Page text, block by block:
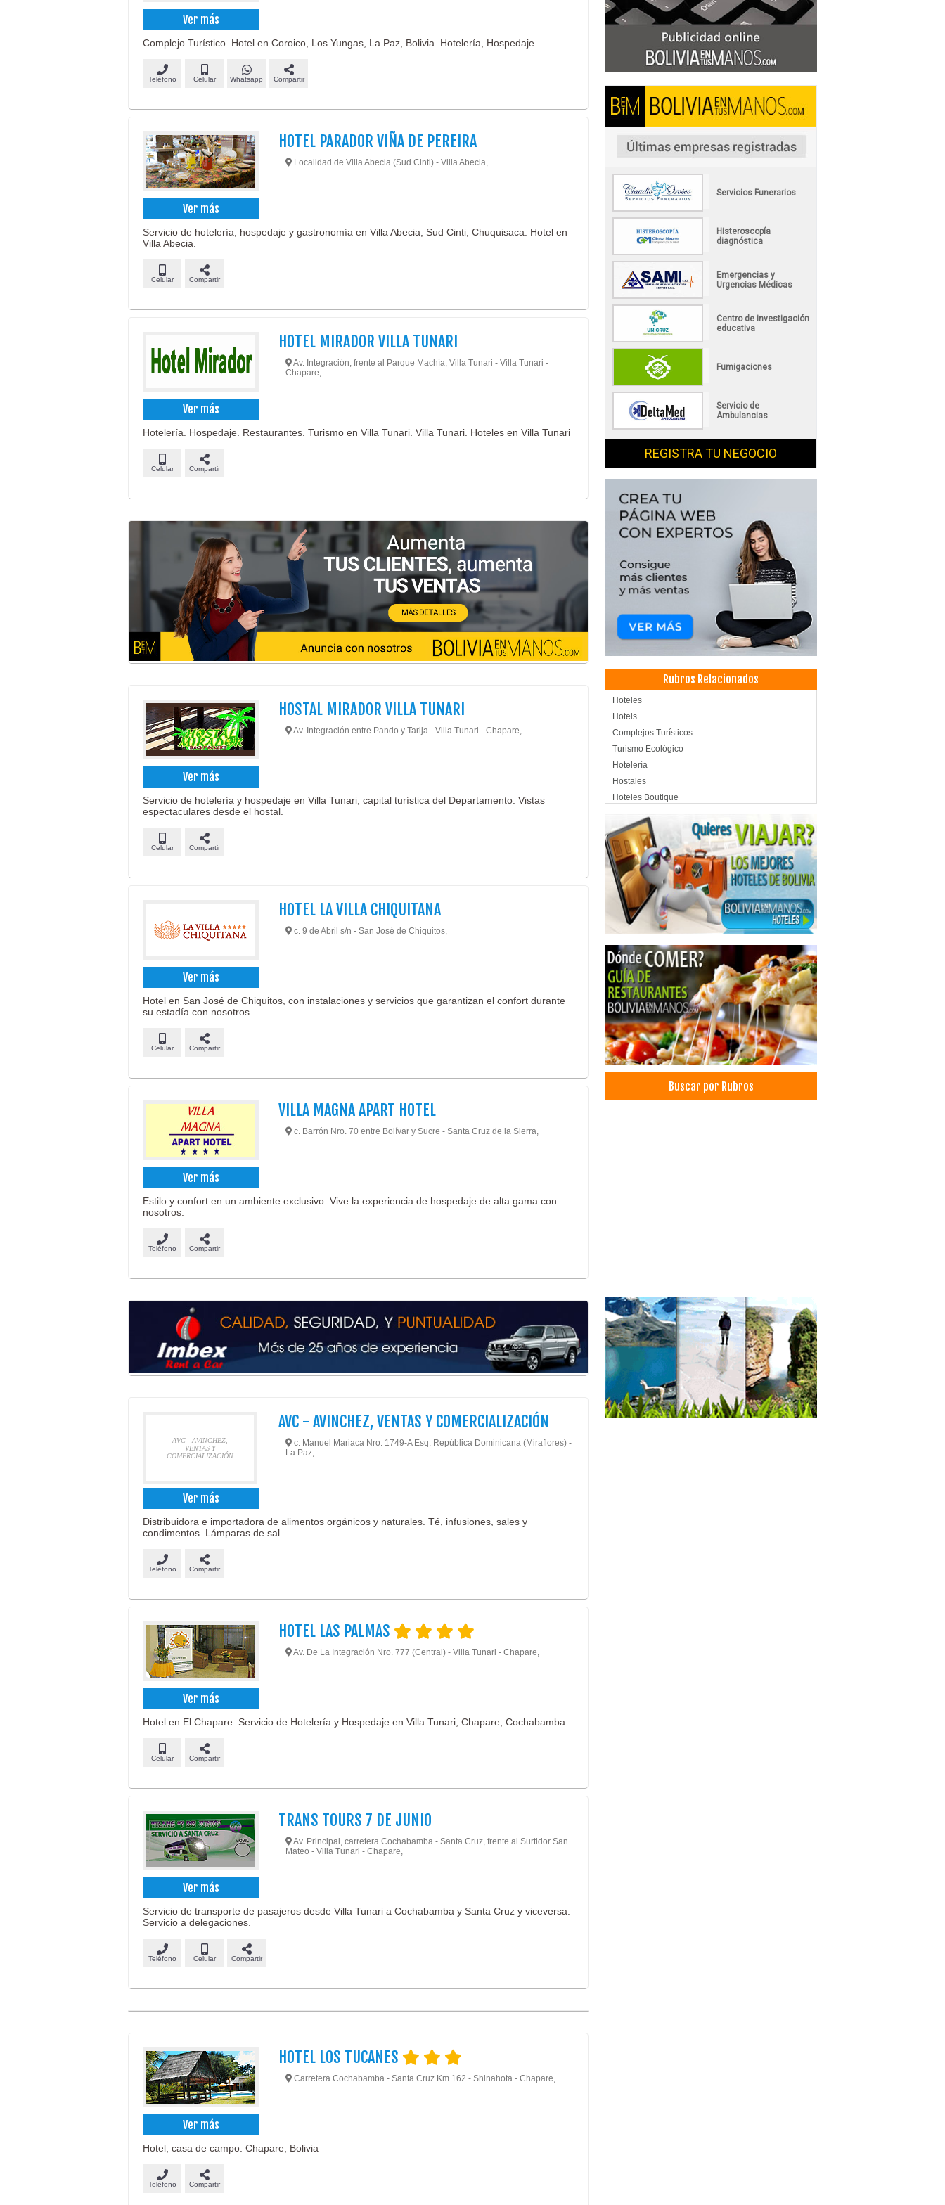
Ver más
Complejo Turístico. Hotel en Coroico, Los Yungas, La Paz, Bolivia. Hotelería, Hospedaje.
Teléfono Celular Whatsapp Compartir
Ver más
HOTEL PARADOR VIÑA DE PEREIRA
Localidad de Villa Abecia (Sud Cinti) - Villa Abecia,
Servicio de hotelería, hospedaje y gastronomía en Villa Abecia, Sud Cinti, Chuquisaca. Hotel en
Villa Abecia.
Celular Compartir
Ver más
HOTEL MIRADOR VILLA TUNARI
Av. Integración, frente al Parque Machía, Villa Tunari - Villa Tunari -
Chapare,
Hotelería. Hospedaje. Restaurantes. Turismo en Villa Tunari. Villa Tunari. Hoteles en Villa Tunari
Celular Compartir
Ver más
HOSTAL MIRADOR VILLA TUNARI
Av. Integración entre Pando y Tarija - Villa Tunari - Chapare,
Servicio de hotelería y hospedaje en Villa Tunari, capital turística del Departamento. Vistas
espectaculares desde el hostal.
Celular Compartir
Ver más
HOTEL LA VILLA CHIQUITANA
c. 9 de Abril s/n - San José de Chiquitos,
Hotel en San José de Chiquitos, con instalaciones y servicios que garantizan el confort durante
su estadía con nosotros.
Celular Compartir
Ver más
VILLA MAGNA APART HOTEL
c. Barrón Nro. 70 entre Bolívar y Sucre - Santa Cruz de la Sierra,
Estilo y confort en un ambiente exclusivo. Vive la experiencia de hospedaje de alta gama con
nosotros.
Teléfono Compartir
AVC - AVINCHEZ,
VENTAS Y
COMERCIALIZACIÓN
Ver más
AVC - AVINCHEZ, VENTAS Y COMERCIALIZACIÓN
c. Manuel Mariaca Nro. 1749-A Esq. República Dominicana (Miraflores) -
La Paz,
Distribuidora e importadora de alimentos orgánicos y naturales. Té, infusiones, sales y
condimentos. Lámparas de sal.
Teléfono Compartir
Ver más
HOTEL LAS PALMAS
Av. De La Integración Nro. 777 (Central) - Villa Tunari - Chapare,
Hotel en El Chapare. Servicio de Hotelería y Hospedaje en Villa Tunari, Chapare, Cochabamba
Celular Compartir
Ver más
TRANS TOURS 7 DE JUNIO
Av. Principal, carretera Cochabamba - Santa Cruz, frente al Surtidor San
Mateo - Villa Tunari - Chapare,
Servicio de transporte de pasajeros desde Villa Tunari a Cochabamba y Santa Cruz y viceversa.
Servicio a delegaciones.
Teléfono Celular Compartir
Ver más
HOTEL LOS TUCANES
Carretera Cochabamba - Santa Cruz Km 162 - Shinahota - Chapare,
Hotel, casa de campo. Chapare, Bolivia
Teléfono Compartir
Servicios Funerarios
Histeroscopía
diagnóstica
Emergencias y
Urgencias Médicas
Centro de investigación
educativa
Fumigaciones
Servicio de
Ambulancias
REGISTRA TU NEGOCIO
Rubros Relacionados
Hoteles
Hotels
Complejos Turísticos
Turismo Ecológico
Hotelería
Hostales
Hoteles Boutique
Apart Hoteles
Mermelada
Alimentos Naturales
Alimentos Saludables
Alimentos
Distribución
Dulces
Productos de Limpieza
Productos Naturales
Productos Varios
Materiales de limpieza
Representaciones
Buses
Encomiendas
Flotas
Servicio de BusesBuscar por Rubros